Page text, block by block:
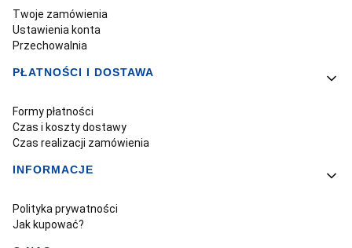
Twoje zamówienia
Ustawienia konta
Przechowalnia
PŁATNOŚCI I DOSTAWA
Formy płatności
Czas i koszty dostawy
Czas realizacji zamówienia
INFORMACJE
Polityka prywatności
Jak kupować?